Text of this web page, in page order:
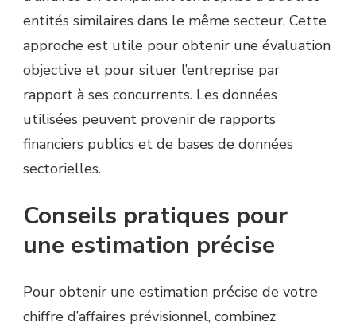
entités similaires dans le même secteur. Cette
approche est utile pour obtenir une évaluation
objective et pour situer l’entreprise par
rapport à ses concurrents. Les données
utilisées peuvent provenir de rapports
financiers publics et de bases de données
sectorielles.
Conseils pratiques pour
une estimation précise
Pour obtenir une estimation précise de votre
chiffre d’affaires prévisionnel, combinez